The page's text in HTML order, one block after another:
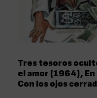
Tres tesoros
el amor (1964),
Con los ojos